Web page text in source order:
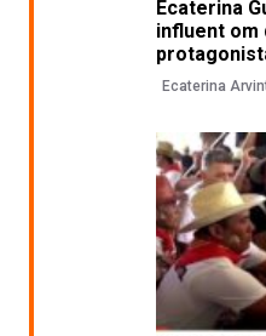
Ecaterina
influent om
Ecaterina